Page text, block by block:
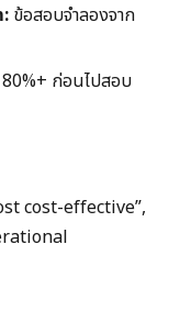
ข้อสอบจำลองจาก
ก่อนไปสอบ
cost-effective”,